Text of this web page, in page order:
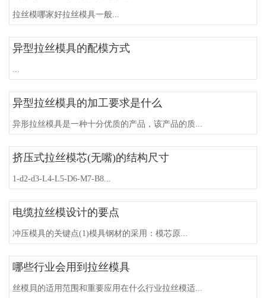
拉丝模哪家好拉丝模具一般...
异型拉丝模具的配模方式
...
异型拉丝模具的加工要求是什么
异形拉丝模具是一种十分优质的产品，该产品的质...
挤压式拉丝模芯(无嘴)的结构尺寸
1-d2-d3-L4-L5-D6-M7-B8...
电缆拉丝模设计的要点
冲压模具的关键点(1)模具钢材的采用：模芯原...
哪些行业会用到拉丝模具
丝模貝的适用范围和重要应用在什么行业拉丝模适...